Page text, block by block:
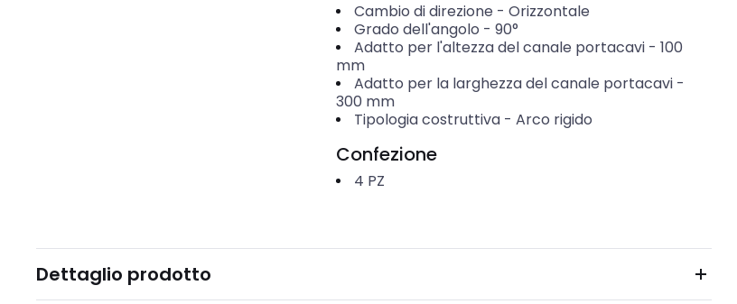
Cambio di direzione - Orizzontale
Grado dell'angolo - 90°
Adatto per l'altezza del canale portacavi- 100
mm
Adatto per la larghezza del canale portacavi-
300 mm
Tipologia costruttiva- Arco rigido
Confezione
4 PZ
Dettaglio prodotto